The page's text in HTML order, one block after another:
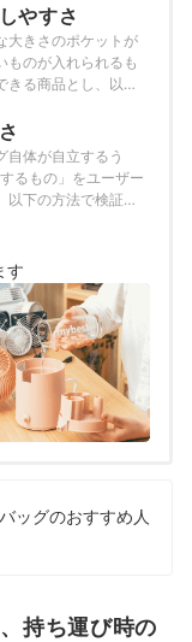
やすさ
大きさのポケットが
ものが入れられるも
きる商品とし、以下
自体が自立するう
るもの」をユーザー
以下の方法で検証を
す
ッグのおすすめ人
持ち運び時の